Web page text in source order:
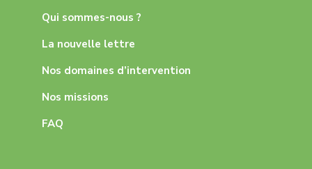
Qui sommes-nous ?
La nouvelle lettre
Nos domaines d’intervention
Nos missions
FAQ